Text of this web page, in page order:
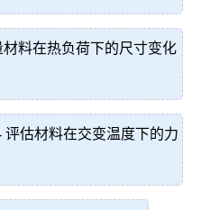
料在热负荷下的尺寸变化
估材料在交变温度下的力